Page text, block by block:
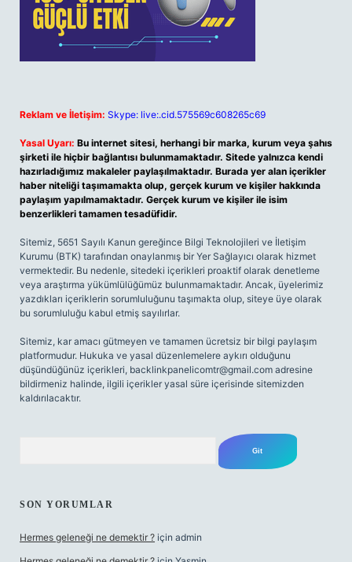
Reklam ve İletişim: Skype: live:.cid.575569c608265c69
Yasal Uyarı: Bu internet sitesi, herhangi bir marka, kurum veya şahıs
şirketi ile hiçbir bağlantısı bulunmamaktadır. Sitede yalnızca kendi
hazırladığımız makaleler paylaşılmaktadır. Burada yer alan içerikler
haber niteliği taşımamakta olup, gerçek kurum ve kişiler hakkında
paylaşım yapılmamaktadır. Gerçek kurum ve kişiler ile isim
benzerlikleri tamamen tesadüfidir.
Sitemiz, 5651 Sayılı Kanun gereğince Bilgi Teknolojileri ve İletişim
Kurumu (BTK) tarafından onaylanmış bir Yer Sağlayıcı olarak hizmet
vermektedir. Bu nedenle, sitedeki içerikleri proaktif olarak denetleme
veya araştırma yükümlülüğümüz bulunmamaktadır. Ancak, üyelerimiz
yazdıkları içeriklerin sorumluluğunu taşımakta olup, siteye üye olarak
bu sorumluluğu kabul etmiş sayılırlar.
Sitemiz, kar amacı gütmeyen ve tamamen ücretsiz bir bilgi paylaşım
platformudur. Hukuka ve yasal düzenlemelere aykırı olduğunu
düşündüğünüz içerikleri, backlinkpanelicomtr@gmail.com adresine
bildirmeniz halinde, ilgili içerikler yasal süre içerisinde sitemizden
kaldırılacaktır.
SON YORUMLAR
Hermes geleneği ne demektir ? için admin